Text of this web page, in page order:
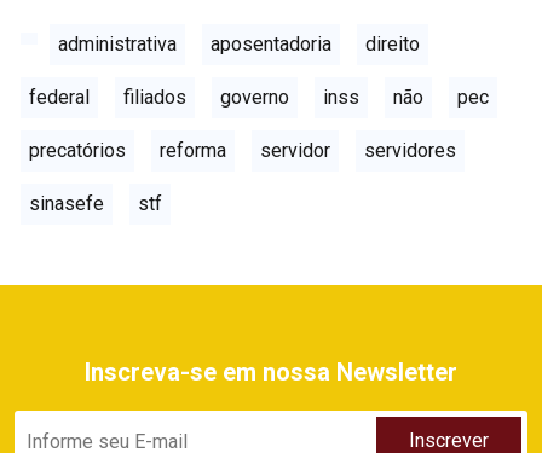
administrativa aposentadoria direito
federal filiados governo inss não pec
precatórios reforma servidor servidores
sinasefe stf
Inscreva-se em nossa Newsletter